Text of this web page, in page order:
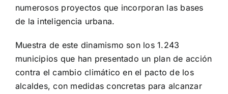
numerosos proyectos que incorporan las bases
de la inteligencia urbana.
Muestra de este dinamismo son los 1.243
municipios que han presentado un plan de acción
contra el cambio climático en el pacto de los
alcaldes, con medidas concretas para alcanzar